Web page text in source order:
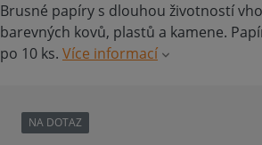
Brusné papíry s dlouhou životností
barevných kovů, plastů a kamene.
po 10 ks. Více informací
NA DOTAZ